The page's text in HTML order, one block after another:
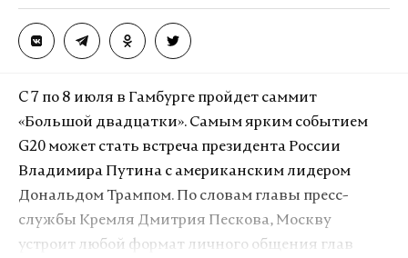
Утром 26 июня сотрудники ФСБ заявили, что
непосредственно с помощью мессенджера Дурова
террористы готовили теракты на территории
Ранее глава Роскомнадзора Александр Жаров
публично призвал Дурова предоставить
ведомству всю необходимую законом
информацию о программе, а в случае
неподчинения пригрозил блокировкой.
C 7 по 8 июля в Гамбурге пройдет саммит
«Большой двадцатки». Самым ярким событием
G20 может стать встреча президента России
Владимира Путина с американским лидером
Дональдом Трампом. По словам главы пресс-
службы Кремля Дмитрия Пескова, Москву
устроит любой формат личного общения глав